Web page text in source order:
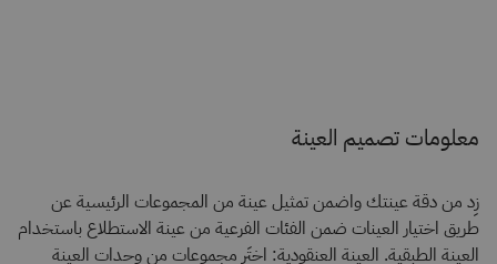
معلومات تصميم العينة
زِد من دقة عينتك واضمن تمثيل عينة من المجموعات الرئيسية عن
طريق اختيار العينات ضمن الفئات الفرعية من عينة الاستطلاع باستخدام
العينة الطبقية. العينة العنقودية: اختَر مجموعات من وحدات العينة